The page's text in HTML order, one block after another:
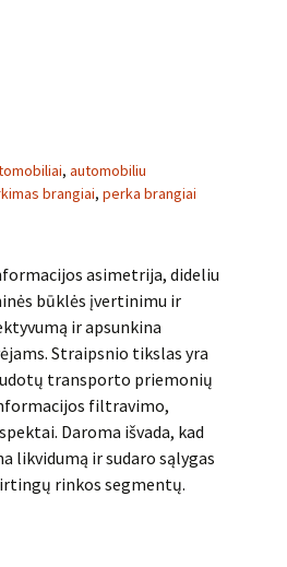
, automobiliu
brangiai, perka brangiai
asimetrija, dideliu
būklės įvertinimu ir
ir apsunkina
Straipsnio tikslas yra
transporto priemonių
filtravimo,
Daroma išvada, kad
likvidumą ir sudaro sąlygas
rinkos segmentų.